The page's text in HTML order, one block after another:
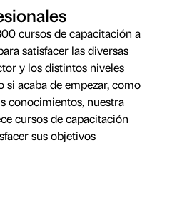
cursos de capacitación a
satisfacer las diversas
y los distintos niveles
si acaba de empezar, como
conocimientos, nuestra
cursos de capacitación
sus objetivos